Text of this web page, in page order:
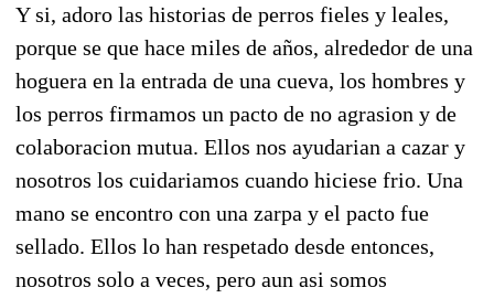
Y si, adoro las historias de perros fieles y leales,
porque se que hace miles de años, alrededor de una
hoguera en la entrada de una cueva, los hombres y
los perros firmamos un pacto de no agrasion y de
colaboracion mutua. Ellos nos ayudarian a cazar y
nosotros los cuidariamos cuando hiciese frio. Una
mano se encontro con una zarpa y el pacto fue
sellado. Ellos lo han respetado desde entonces,
nosotros solo a veces, pero aun asi somos